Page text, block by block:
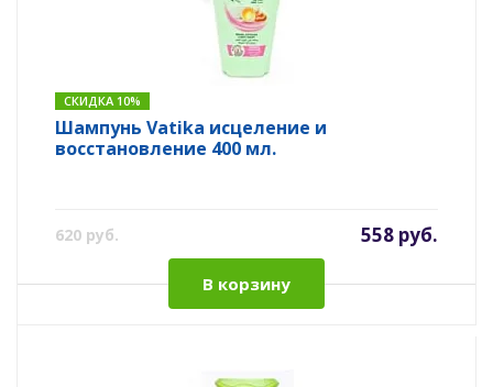
СКИДКА 10%
Шампунь Vatika исцеление и
восстановление 400 мл.
620 руб. 558 руб.
В корзину